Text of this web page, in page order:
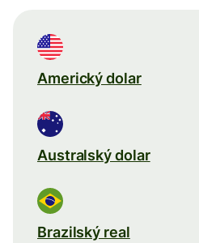
Americký dolar
Australský dolar
Brazilský real